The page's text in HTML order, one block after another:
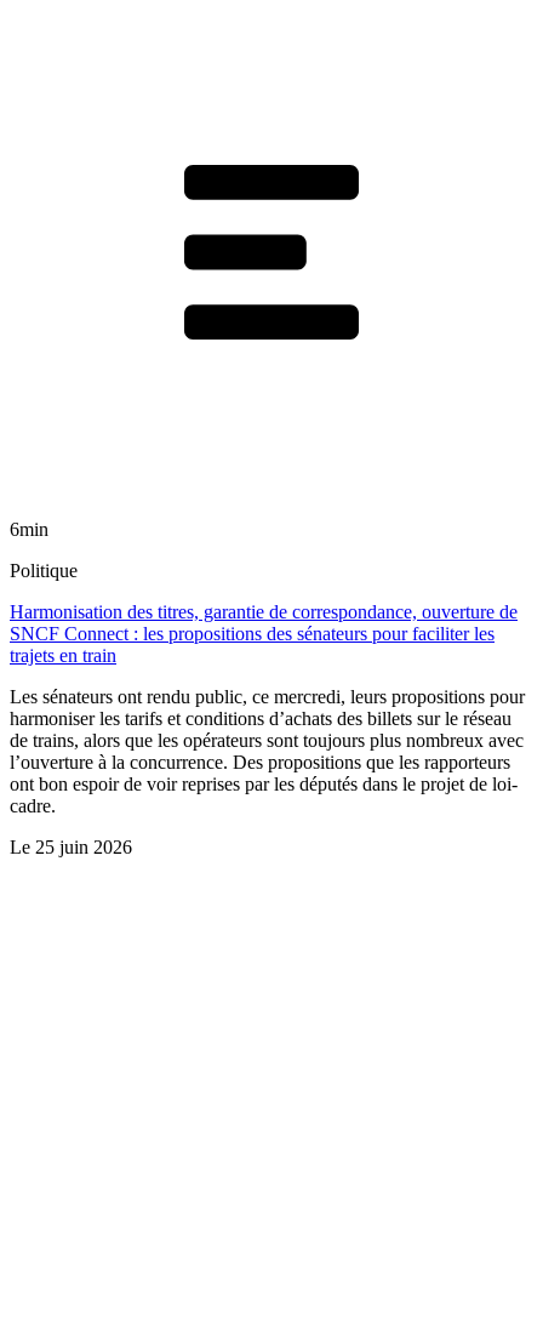
6min
Politique
Harmonisation des titres, garantie de correspondance, ouverture de
SNCF Connect : les propositions des sénateurs pour faciliter les
trajets en train
Les sénateurs ont rendu public, ce mercredi, leurs propositions pour
harmoniser les tarifs et conditions d’achats des billets sur le réseau
de trains, alors que les opérateurs sont toujours plus nombreux avec
l’ouverture à la concurrence. Des propositions que les rapporteurs
ont bon espoir de voir reprises par les députés dans le projet de loi-
cadre.
Le 25 juin 2026